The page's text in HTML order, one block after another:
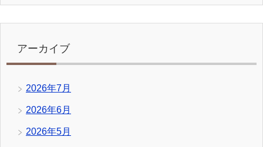
アーカイブ
2026年7月
2026年6月
2026年5月